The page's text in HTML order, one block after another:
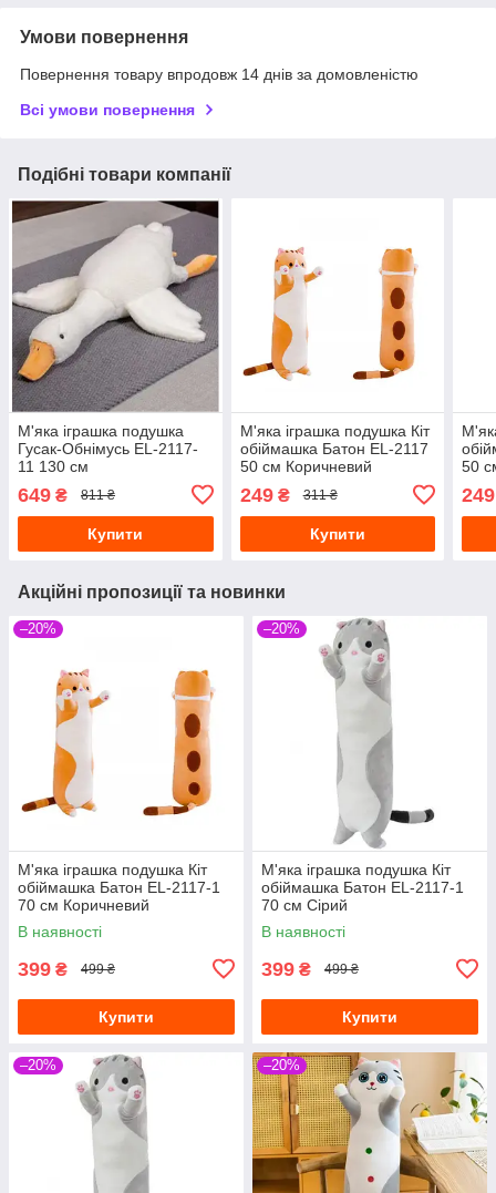
Умови повернення
Повернення товару впродовж 14 днів за домовленістю
Всі умови повернення
Подібні товари компанії
М'яка іграшка подушка
Гусак-Обнімусь EL-2117-
11 130 см
649 ₴ 811 ₴
Купити
М'яка іграшка подушка Кіт
обіймашка Батон EL-2117
50 см Коричневий
249₴ 311 ₴
Купити
50
249
Акційні пропозиції та новинки
–20%
М'яка іграшка подушка Кіт
обіймашка Батон EL-2117-1
70 см Коричневий
В наявності
399 ₴ 499 ₴
Купити
–20%
М'яка іграшка подушка Кіт
обіймашка Батон EL-2117-1
70 см Сірий
В наявності
399 ₴ 499 ₴
Купити
–20% –20%